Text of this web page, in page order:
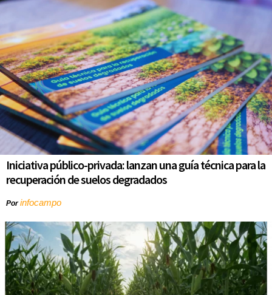
Iniciativa público-privada: lanzan una guía técnica para la
recuperación de suelos degradados
Porinfocampo